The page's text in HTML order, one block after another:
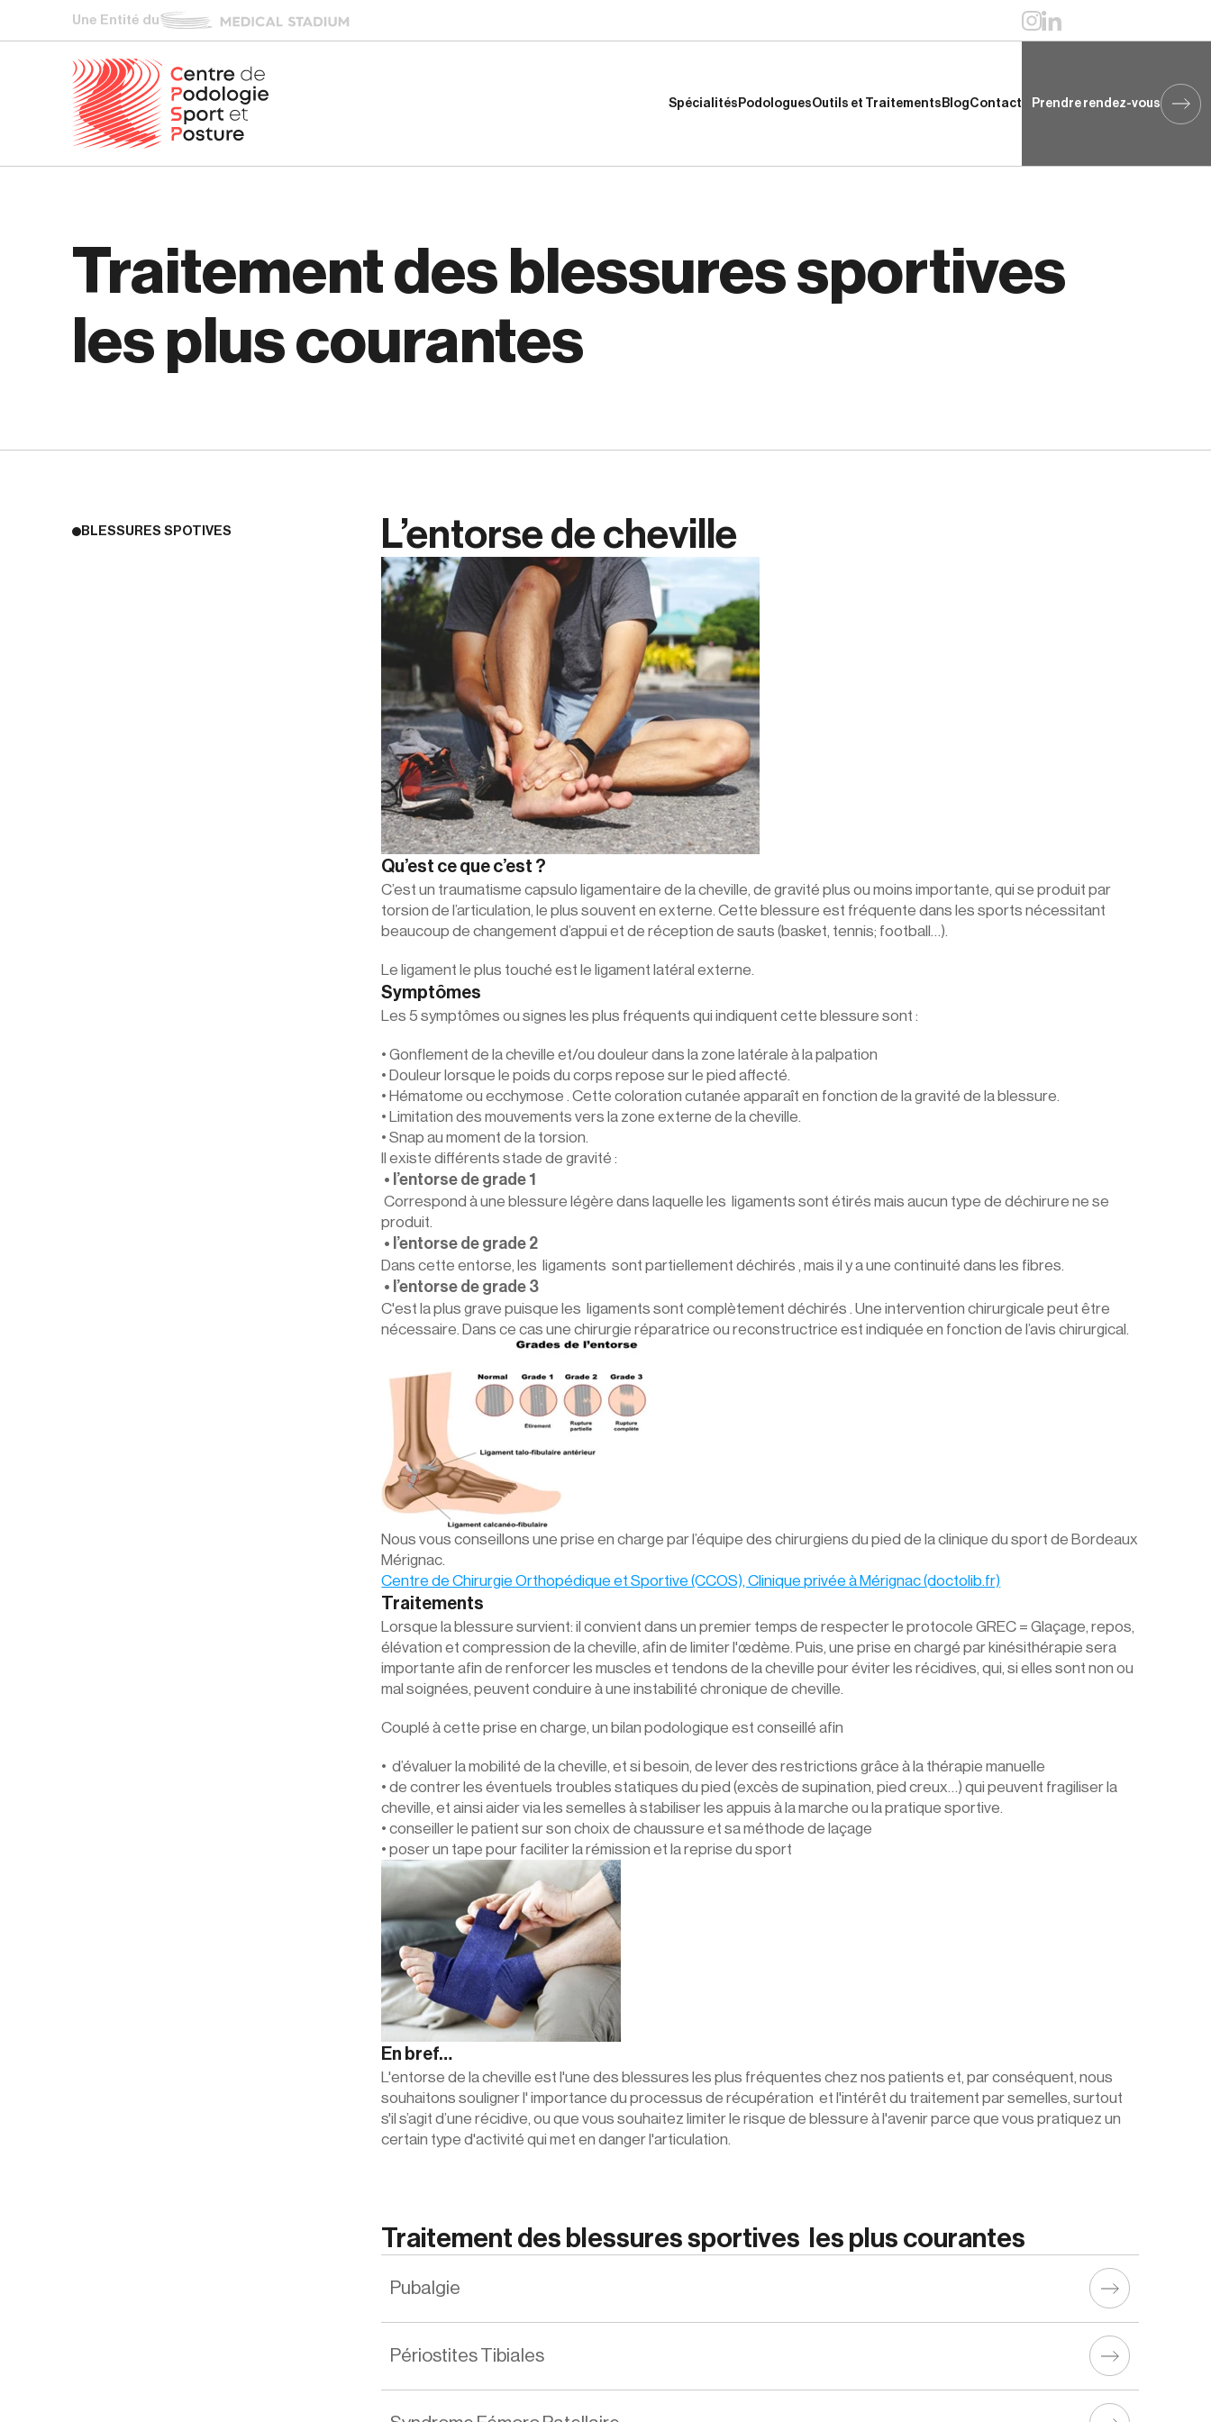
Une Entité du
Spécialités PodologuesOutils et Traitements BlogContact Prendre rendez-vous
Traitement des blessures sportives
les plus courantes
BLESSURES SPOTIVES L’entorse de cheville
Qu’est ce que c’est ?
C’est un traumatisme capsulo ligamentaire de la cheville, de gravité plus ou moins importante, qui se produit par
torsion de l’articulation, le plus souvent en externe. Cette blessure est fréquente dans les sports nécessitant
beaucoup de changement d’appui et de réception de sauts (basket, tennis; football…).
Le ligament le plus touché est le ligament latéral externe.
Symptômes
Les 5 symptômes ou signes les plus fréquents qui indiquent cette blessure sont :
• Gonflement de la cheville et/ou douleur dans la zone latérale à la palpation
• Douleur lorsque le poids du corps repose sur le pied affecté.
• Hématome ou ecchymose . Cette coloration cutanée apparaît en fonction de la gravité de la blessure.
• Limitation des mouvements vers la zone externe de la cheville.
• Snap au moment de la torsion.
Il existe différents stade de gravité :
• l’entorse de grade 1
Correspond à une blessure légère dans laquelle les  ligaments sont étirés mais aucun type de déchirure ne se
produit.
• l’entorse de grade 2
Dans cette entorse, les  ligaments  sont partiellement déchirés , mais il y a une continuité dans les fibres.
• l’entorse de grade 3
C'est la plus grave puisque les  ligaments sont complètement déchirés . Une intervention chirurgicale peut être
nécessaire. Dans ce cas une chirurgie réparatrice ou reconstructrice est indiquée en fonction de l’avis chirurgical.
Nous vous conseillons une prise en charge par l’équipe des chirurgiens du pied de la clinique du sport de Bordeaux
Mérignac.
Centre de Chirurgie Orthopédique et Sportive (CCOS), Clinique privée à Mérignac (doctolib.fr)
Traitements
Lorsque la blessure survient: il convient dans un premier temps de respecter le protocole GREC = Glaçage, repos,
élévation et compression de la cheville, afin de limiter l'œdème. Puis, une prise en chargé par kinésithérapie sera
importante afin de renforcer les muscles et tendons de la cheville pour éviter les récidives, qui, si elles sont non ou
mal soignées, peuvent conduire à une instabilité chronique de cheville.
Couplé à cette prise en charge, un bilan podologique est conseillé afin
•  d’évaluer la mobilité de la cheville, et si besoin, de lever des restrictions grâce à la thérapie manuelle
• de contrer les éventuels troubles statiques du pied (excès de supination, pied creux…) qui peuvent fragiliser la
cheville, et ainsi aider via les semelles à stabiliser les appuis à la marche ou la pratique sportive.
• conseiller le patient sur son choix de chaussure et sa méthode de laçage
• poser un tape pour faciliter la rémission et la reprise du sport
En bref…
L'entorse de la cheville est l'une des blessures les plus fréquentes chez nos patients et, par conséquent, nous
souhaitons souligner l' importance du processus de récupération  et l'intérêt du traitement par semelles, surtout
s'il s’agit d’une récidive, ou que vous souhaitez limiter le risque de blessure à l'avenir parce que vous pratiquez un
certain type d'activité qui met en danger l'articulation.
Traitement des blessures sportives  les plus courantes
Pubalgie
Périostites Tibiales